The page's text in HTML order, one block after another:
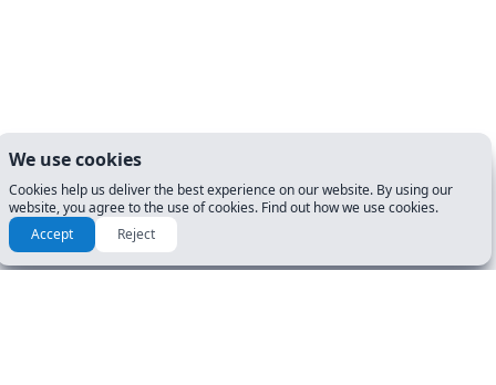
We use cookies
Cookies help us deliver the best experience on our website. By using our
website, you agree to the use of cookies. Find out how we use cookies.
Accept
Reject